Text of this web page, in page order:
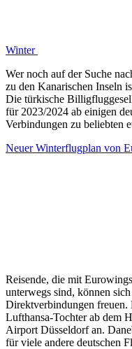
Winter
Wer noch auf der Suche
zu den Kanarischen Inseln
Die türkische
für 2023/2024 ab einigen
Verbindungen zu beliebten
Neuer Winterflugplan von
Reisende, die mit
unterwegs sind, können
Direktverbindungen
Lufthansa-Tochter ab dem
Airport Düsseldorf an.
für viele andere deutschen